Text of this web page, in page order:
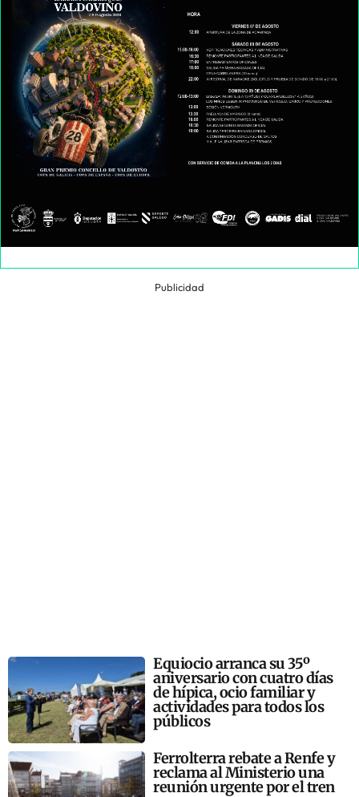
Publicidad
Equiocio arranca su 35º
aniversario con cuatro días
de hípica, ocio familiar y
actividades para todos los
públicos
Ferrolterra rebate a Renfe y
reclama al Ministerio una
reunión urgente por el tren